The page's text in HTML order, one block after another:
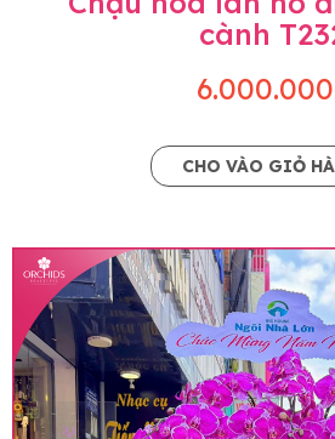
cành
CHO VÀO GIỎ